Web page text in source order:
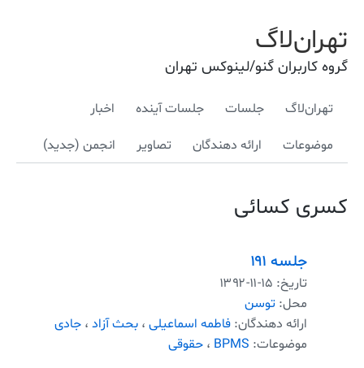
تهران‌لاگ
گروه کاربران گنو/لینوکس تهران
تهران‌لاگ جلسات جلسات آینده اخبار
موضوعات ارائه دهندگان تصاویر انجمن (جدید)
کسری کسائی
جلسه ۱۹۱
تاریخ: ۱۳۹۲-۱۱-۱۵
محل: توسن
ارائه دهندگان: فاطمه اسماعیلی ، بحث آزاد ، جادی
موضوعات: BPMS ، حقوقی